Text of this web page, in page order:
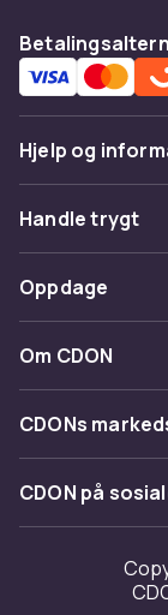
Hjelp og
Vanlige
Spor pakke
Angre &
Kontakt oss
Handle trygt
Betaling
Levering
Oppdage
Kategorier
Varemerker
Om CDON
Om oss
Jobbe på CDON
Investor
Tilgjengelighet
CDONs
Merchant Help
CDON på